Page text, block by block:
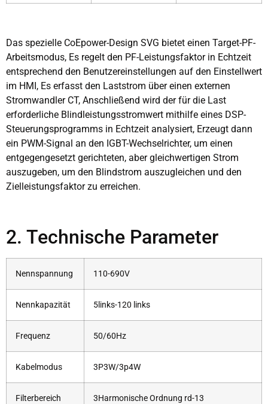
Das spezielle CoEpower-Design SVG bietet einen Target-PF-
Arbeitsmodus, Es regelt den PF-Leistungsfaktor in Echtzeit
entsprechend den Benutzereinstellungen auf den Einstellwert
im HMI, Es erfasst den Laststrom über einen externen
Stromwandler CT, Anschließend wird der für die Last
erforderliche Blindleistungsstromwert mithilfe eines DSP-
Steuerungsprogramms in Echtzeit analysiert, Erzeugt dann
ein PWM-Signal an den IGBT-Wechselrichter, um einen
entgegengesetzt gerichteten, aber gleichwertigen Strom
auszugeben, um den Blindstrom auszugleichen und den
Zielleistungsfaktor zu erreichen.
2. Technische Parameter
Nennspannung 110-690V
Nennkapazität 5links-120 links
Frequenz 50/60Hz
Kabelmodus 3P3W/3p4W
Filterbereich 3Harmonische Ordnung rd-13